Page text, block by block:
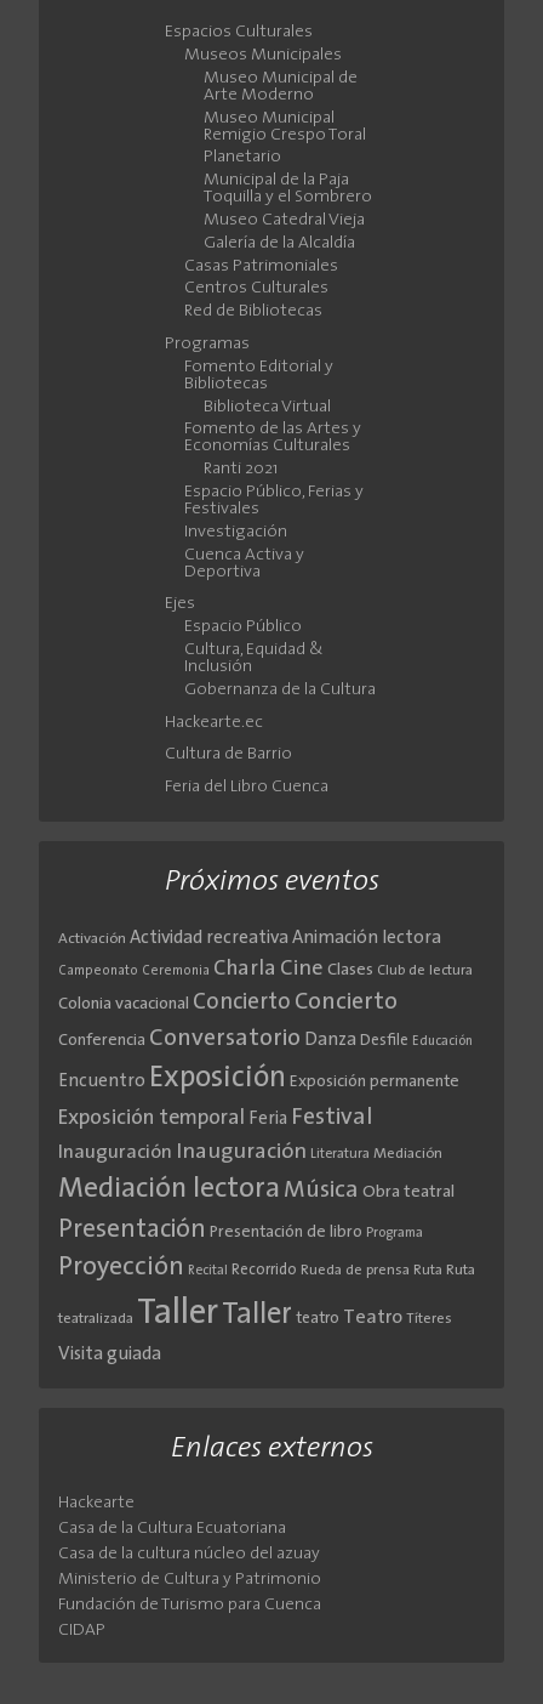
Espacios Culturales
Museos Municipales
Museo Municipal de
Arte Moderno
Museo Municipal
Remigio Crespo Toral
Planetario
Municipal de la Paja
Toquilla y el Sombrero
Museo Catedral Vieja
Galería de la Alcaldía
Casas Patrimoniales
Centros Culturales
Red de Bibliotecas
Programas
Fomento Editorial y
Bibliotecas
Biblioteca Virtual
Fomento de las Artes y
Economías Culturales
Ranti 2021
Espacio Público, Ferias y
Festivales
Investigación
Cuenca Activa y
Deportiva
Ejes
Espacio Público
Cultura, Equidad &
Inclusión
Gobernanza de la Cultura
Hackearte.ec
Cultura de Barrio
Feria del Libro Cuenca
Próximos eventos
Activación Actividad recreativa Animación lectora
Campeonato Ceremonia Charla Cine Clases Club de lectura
Colonia vacacional Concierto Concierto
Conferencia Conversatorio Danza Desfile Educación
Encuentro Exposición Exposición permanente
Exposición temporal Feria Festival
Inauguración Inauguración Literatura Mediación
Mediación lectora Música Obra teatral
Presentación Presentación de libro Programa
Proyección Recital Recorrido Rueda de prensa Ruta Ruta
teatralizada TallerTaller teatro Teatro Títeres
Visita guiada
Enlaces externos
Hackearte
Casa de la Cultura Ecuatoriana
Casa de la cultura núcleo del azuay
Ministerio de Cultura y Patrimonio
Fundación de Turismo para Cuenca
CIDAP